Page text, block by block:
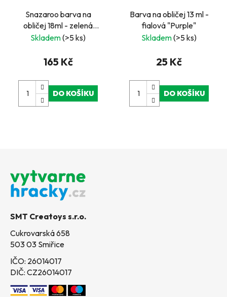
Snazaroo barva na
obličej 18ml - zelená
světlá - Pale Green
Skladem(>5 ks)
165 Kč
DO KOŠÍKU
Barva na obličej 13 ml -
fialová "Purple"
Skladem(>5 ks)
25 Kč
DO KOŠÍKU
SMT Creatoys s.r.o.
Cukrovarská 658
503 03 Smiřice
IČO: 26014017
DIČ: CZ26014017